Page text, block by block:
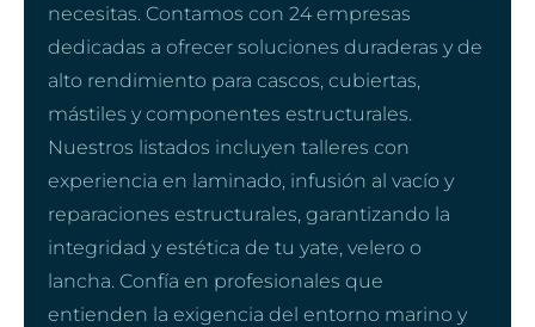
necesitas. Contamos con 24 empresas
dedicadas a ofrecer soluciones duraderas y de
alto rendimiento para cascos, cubiertas,
mástiles y componentes estructurales.
Nuestros listados incluyen talleres con
experiencia en laminado, infusión al vacío y
reparaciones estructurales, garantizando la
integridad y estética de tu yate, velero o
lancha. Confía en profesionales que
entienden la exigencia del entorno marino y